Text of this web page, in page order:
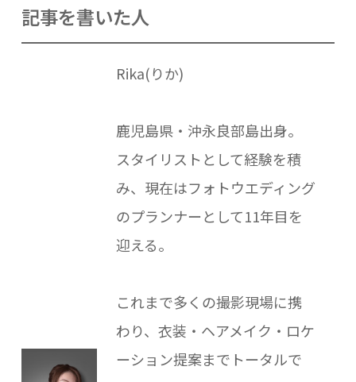
記事を書いた人
Rika(りか)
鹿児島県・沖永良部島出身。
スタイリストとして経験を積
み、現在はフォトウエディング
のプランナーとして11年目を
迎える。
これまで多くの撮影現場に携
わり、衣装・ヘアメイク・ロケ
ーション提案までトータルで